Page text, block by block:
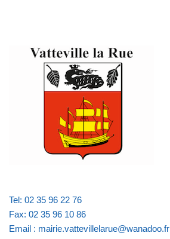
Tel: 02 35 96 22 76
Fax: 02 35 96 10 86
Email : mairie.vattevillelarue@wanadoo.fr